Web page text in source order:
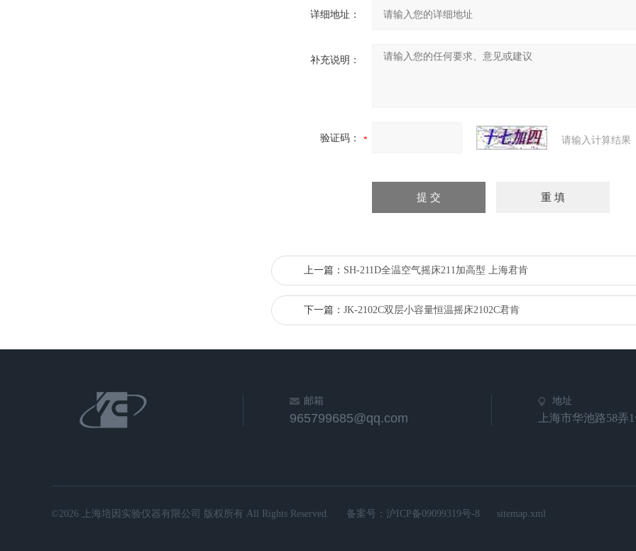
详细地址：
补充说明：
验证码： 请输入计算结果
上一篇： SH-211D全温空气摇床211加高型 上海君肯
下一篇： JK-2102C双层小容量恒温摇床2102C君肯
邮箱
965799685@qq.com
地址
上海市华池路58弄
©2026 上海培因实验仪器有限公司 版权所有 All Rights Reserved. 备案号： 沪ICP备09099319号-8 sitemap.xml